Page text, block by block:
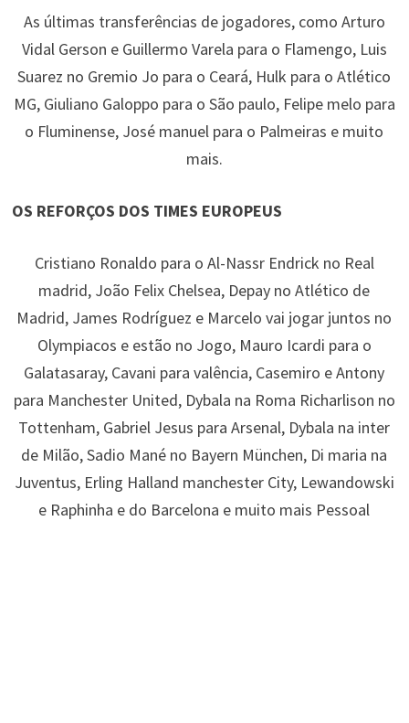
As últimas transferências de jogadores, como Arturo
Vidal Gerson e Guillermo Varela para o Flamengo, Luis
Suarez no Gremio Jo para o Ceará, Hulk para o Atlético
MG, Giuliano Galoppo para o São paulo, Felipe melo para
o Fluminense, José manuel para o Palmeiras e muito
mais.
OS REFORÇOS DOS TIMES EUROPEUS
Cristiano Ronaldo para o Al-Nassr Endrick no Real
madrid, João Felix Chelsea, Depay no Atlético de
Madrid, James Rodríguez e Marcelo vai jogar juntos no
Olympiacos e estão no Jogo, Mauro Icardi para o
Galatasaray, Cavani para valência, Casemiro e Antony
para Manchester United, Dybala na Roma Richarlison no
Tottenham, Gabriel Jesus para Arsenal, Dybala na inter
de Milão, Sadio Mané no Bayern München, Di maria na
Juventus, Erling Halland manchester City, Lewandowski
e Raphinha e do Barcelona e muito mais Pessoal